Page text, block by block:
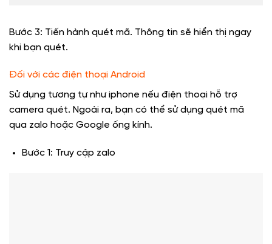
Bước 3: Tiến hành quét mã. Thông tin sẽ hiển thị ngay
khi bạn quét.
Đối với các điện thoại Android
Sử dụng tương tự như iphone nếu điện thoại hỗ trợ
camera quét. Ngoài ra, bạn có thể sử dụng quét mã
qua zalo hoặc Google ống kính.
Bước 1: Truy cập zalo